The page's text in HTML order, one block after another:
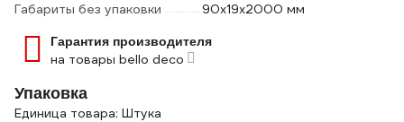
Габариты без упаковки
90x19x2000 мм
Гарантия производителя
на товары bello deco
Упаковка
Единица товара: Штука